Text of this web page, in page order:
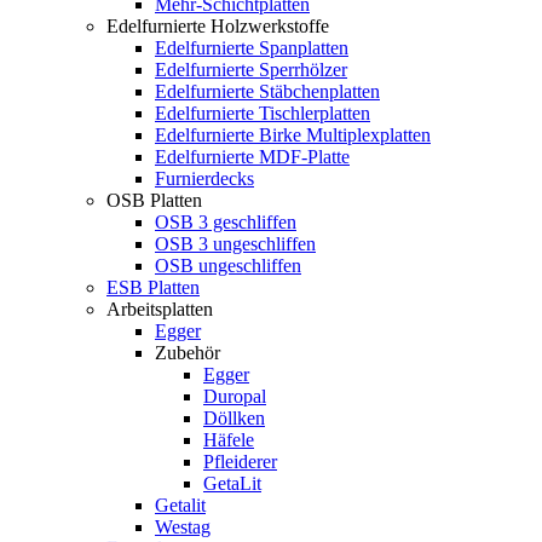
Edelfurnierte Holzwerkstoffe
Edelfurnierte Spanplatten
Edelfurnierte Sperrhölzer
Edelfurnierte Stäbchenplatten
Edelfurnierte Tischlerplatten
Edelfurnierte Birke Multiplexplatten
Edelfurnierte MDF-Platte
Furnierdecks
OSB Platten
OSB 3 geschliffen
OSB 3 ungeschliffen
OSB ungeschliffen
ESB Platten
Arbeitsplatten
Egger
Zubehör
Egger
Duropal
Döllken
Häfele
Pfleiderer
GetaLit
Getalit
Westag